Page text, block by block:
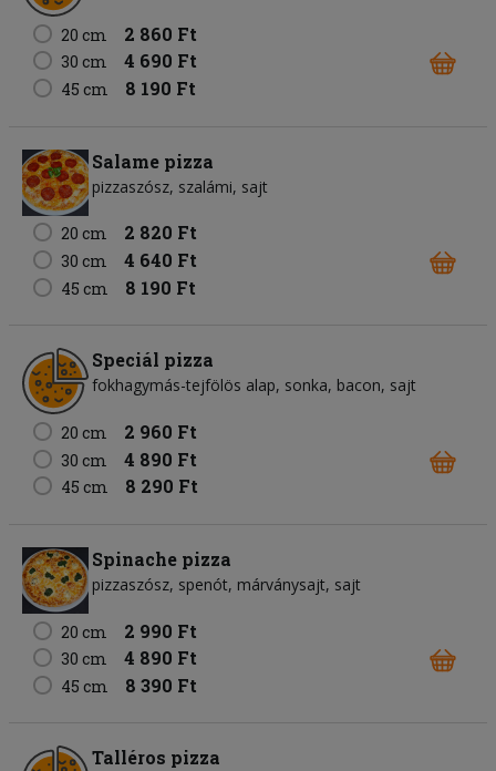
20 cm 2 860 Ft
30 cm 4 690 Ft
45 cm 8 190 Ft
Salame pizza
pizzaszósz szalámi sajt
20 cm 2 820 Ft
30 cm 4 640 Ft
45 cm 8 190 Ft
Speciál pizza
fokhagymás-tejfölös alap sonka bacon sajt
20 cm 2 960 Ft
30 cm 4 890 Ft
45 cm 8 290 Ft
Spinache pizza
pizzaszósz spenót márványsajt sajt
20 cm 2 990 Ft
30 cm 4 890 Ft
45 cm 8 390 Ft
Talléros pizza